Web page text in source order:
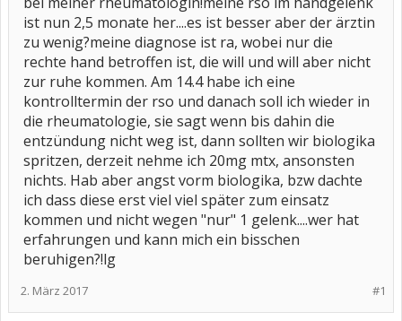
ist nun 2,5 monate her....es ist besser aber der ärztin
zu wenig?meine diagnose ist ra, wobei nur die
rechte hand betroffen ist, die will und will aber nicht
zur ruhe kommen. Am 14.4 habe ich eine
kontrolltermin der rso und danach soll ich wieder in
die rheumatologie, sie sagt wenn bis dahin die
entzündung nicht weg ist, dann sollten wir biologika
spritzen, derzeit nehme ich 20mg mtx, ansonsten
nichts. Hab aber angst vorm biologika, bzw dachte
ich dass diese erst viel viel später zum einsatz
kommen und nicht wegen "nur" 1 gelenk....wer hat
erfahrungen und kann mich ein bisschen
beruhigen?!lg
#1
2. März 2017